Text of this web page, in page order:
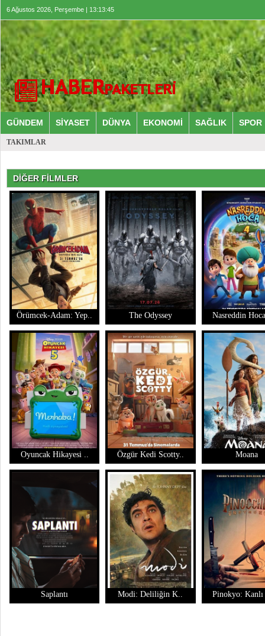
6 Ağustos 2026, Perşembe | 13:13:45
GÜNDEM SİYASET DÜNYA EKONOMİ SAĞLIK SPOR
TAKIMLAR
DİĞER FİLMLER
Örümcek-Adam: Yep.. The Odyssey Nasreddin
Oyuncak Hikayesi .. Özgür Kedi Scotty.. Moana
Saplantı Modi: Deliliğin K.. Pinokyo: